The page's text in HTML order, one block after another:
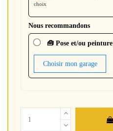
choix
Nous recommandons
🧰 Pose et/ou peinture
Choisir mon garage